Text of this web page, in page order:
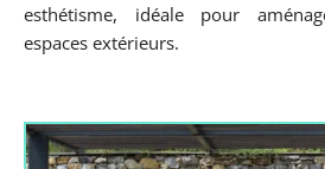
esthétisme, idéale pour
espaces extérieurs.